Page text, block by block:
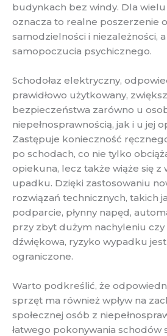
budynkach bez windy. Dla
oznacza to realne poszerzenie
samodzielności i niezależności,
samopoczucia psychicznego.
Schodołaz elektryczny,
prawidłowo użytkowany,
bezpieczeństwa zarówno u
niepełnosprawnością, jak i u jej
Zastępuje konieczność
po schodach, co nie tylko
opiekuna, lecz także wiąże się z
upadku. Dzięki zastosowaniu
rozwiązań technicznych, takich
podparcie, płynny napęd,
przy zbyt dużym nachyleniu czy
dźwiękowa, ryzyko wypadku
ograniczone.
Warto podkreślić, że
sprzęt ma również wpływ na
społecznej osób z
łatwego pokonywania schodów